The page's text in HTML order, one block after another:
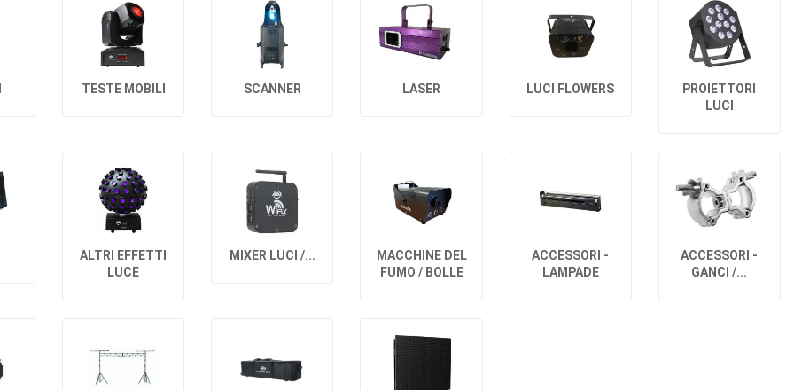
TESTE MOBILI SCANNER LASER LUCI FLOWERS
PROIETTORI
LUCI
ALTRI EFFETTI
LUCE
MIXER LUCI /...
MACCHINE DEL
FUMO / BOLLE
ACCESSORI -
LAMPADE
ACCESSORI -
GANCI /...